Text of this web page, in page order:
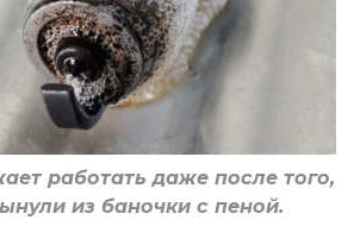
работать даже после того,
из баночки с пеной.